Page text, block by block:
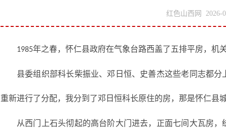
红色山西网 2026-
1985年之春，怀仁县政府在气象台路西盖了五排平房，机
县委组织部科长柴振业、邓日恒、史善杰这些老同志都
重新进行了分配，我分到了邓日恒科长原住的房，那是怀仁县
从西门上石头彻起的高台阶大门进去，正面七间大瓦房